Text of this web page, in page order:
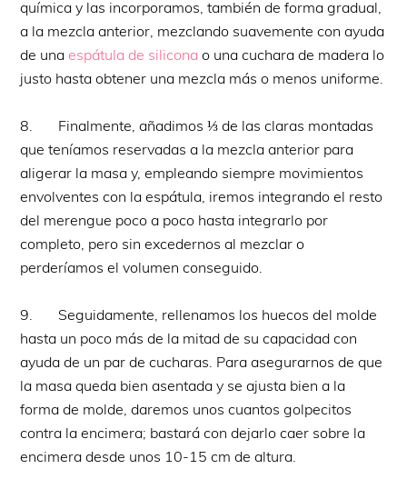
química y las incorporamos, también de forma gradual,
a la mezcla anterior, mezclando suavemente con ayuda
de unaespátula de silicona o una cuchara de madera lo
justo hasta obtener una mezcla más o menos uniforme.
8. Finalmente, añadimos ⅓ de las claras montadas
que teníamos reservadas a la mezcla anterior para
aligerar la masa y, empleando siempre movimientos
envolventes con la espátula, iremos integrando el resto
del merengue poco a poco hasta integrarlo por
completo, pero sin excedernos al mezclar o
perderíamos el volumen conseguido.
9. Seguidamente, rellenamos los huecos del molde
hasta un poco más de la mitad de su capacidad con
ayuda de un par de cucharas. Para asegurarnos de que
la masa queda bien asentada y se ajusta bien a la
forma de molde, daremos unos cuantos golpecitos
contra la encimera; bastará con dejarlo caer sobre la
encimera desde unos 10-15 cm de altura.